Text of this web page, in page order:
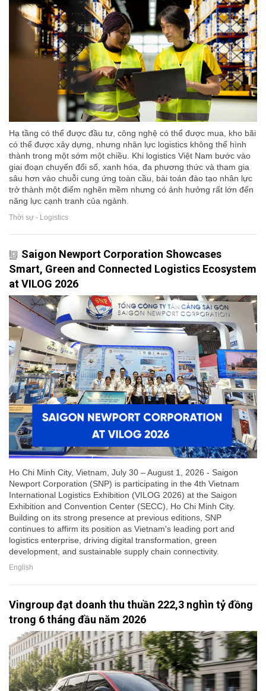
Hạ tầng có thể được đầu tư, công nghệ có thể được mua, kho bãi
có thể được xây dựng, nhưng nhân lực logistics không thể hình
thành trong một sớm một chiều. Khi logistics Việt Nam bước vào
giai đoạn chuyển đổi số, xanh hóa, đa phương thức và tham gia
sâu hơn vào chuỗi cung ứng toàn cầu, bài toán đào tạo nhân lực
trở thành một điểm nghẽn mềm nhưng có ảnh hưởng rất lớn đến
năng lực cạnh tranh của ngành.
Thời sự - Logistics
Saigon Newport Corporation Showcases
Smart, Green and Connected Logistics Ecosystem
at VILOG 2026
Ho Chi Minh City, Vietnam, July 30 – August 1, 2026 - Saigon
Newport Corporation (SNP) is participating in the 4th Vietnam
International Logistics Exhibition (VILOG 2026) at the Saigon
Exhibition and Convention Center (SECC), Ho Chi Minh City.
Building on its strong presence at previous editions, SNP
continues to affirm its position as Vietnam's leading port and
logistics enterprise, driving digital transformation, green
development, and sustainable supply chain connectivity.
English
Vingroup đạt doanh thu thuần 222,3 nghìn tỷ đồng
trong 6 tháng đầu năm 2026